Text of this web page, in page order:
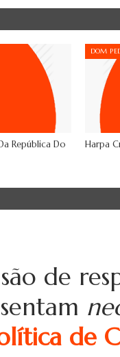
República Do
DOM
Harpa
de
de